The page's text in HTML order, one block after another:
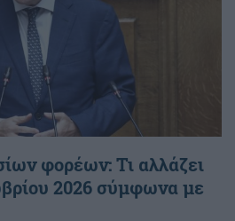
φορέων: Τι αλλάζει
2026 σύμφωνα με